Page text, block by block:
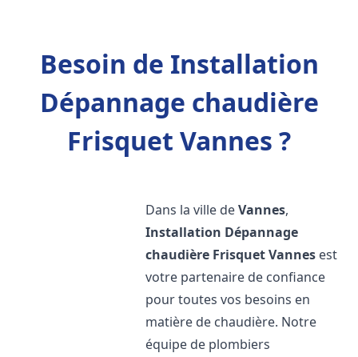
Besoin de Installation
Dépannage chaudière
Frisquet Vannes ?
Dans la ville deVannes,
Installation Dépannage
chaudière FrisquetVannes est
votre partenaire de confiance
pour toutes vos besoins en
matière de chaudière. Notre
équipe de plombiers